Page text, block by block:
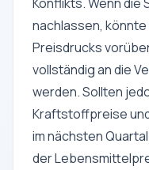
nachlassen,
Preisdrucks
vollständig an die
werden. Sollten
Kraftstoffpreise
im nächsten
der